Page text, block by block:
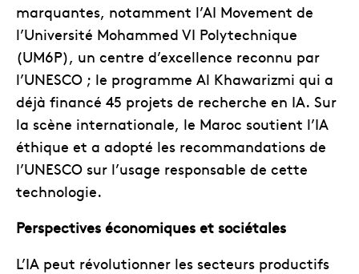
marquantes, notamment l’AI Movement de
l’Université Mohammed VI Polytechnique
(UM6P), un centre d’excellence reconnu par
l’UNESCO ; le programme Al Khawarizmi qui a
déjà financé 45 projets de recherche en IA. Sur
la scène internationale, le Maroc soutient l’IA
éthique et a adopté les recommandations de
l’UNESCO sur l’usage responsable de cette
technologie.
Perspectives économiques et sociétales
L’IA peut révolutionner les secteurs productifs